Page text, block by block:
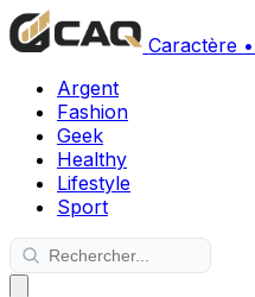
Caractère
Argent
Fashion
Geek
Healthy
Lifestyle
Sport